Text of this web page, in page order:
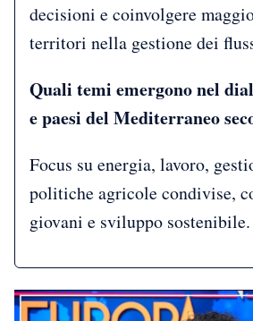
decisioni e coinvolgere
territori nella gestione dei
Quali temi emergono nel
e paesi del Mediterraneo
Focus su energia, lavoro,
politiche agricole condivise,
giovani e sviluppo sostenibile.